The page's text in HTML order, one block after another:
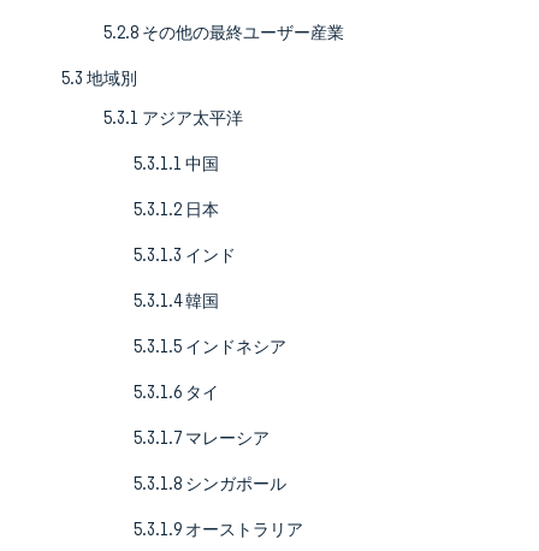
5.2.8 その他の最終ユーザー産業
5.3 地域別
5.3.1 アジア太平洋
5.3.1.1 中国
5.3.1.2 日本
5.3.1.3 インド
5.3.1.4 韓国
5.3.1.5 インドネシア
5.3.1.6 タイ
5.3.1.7 マレーシア
5.3.1.8 シンガポール
5.3.1.9 オーストラリア